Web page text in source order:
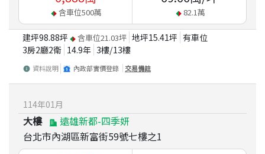
含車位500萬 82.1萬
建坪98.88坪 含車位21.03坪 地坪15.41坪 有車位
3房2廳2衛 14.9年 3樓/13樓
資料說明 內政部實價登錄 交易備註
114年01月
大樓
遠雄新都-四季妍
台北市內湖區新富街59號七樓之1